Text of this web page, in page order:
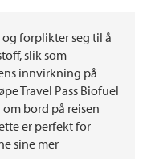
forplikter seg til å
slik som
innvirkning på
Travel Pass Biofuel
bord på reisen
er perfekt for
sine mer